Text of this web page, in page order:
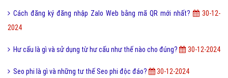
Cách đăng ký đăng nhập Zalo Web bằng mã QR mới nhất?
30-12-
2024
Hư cấu là gì và sử dụng từ hư cấu như thế nào cho đúng? 30-12-2024
Seo phi là gì và những tư thế Seo phi độc đáo? 30-12-2024